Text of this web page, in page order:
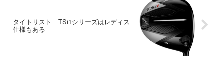
タイトリスト TSi1シリーズはレディス
仕様もある